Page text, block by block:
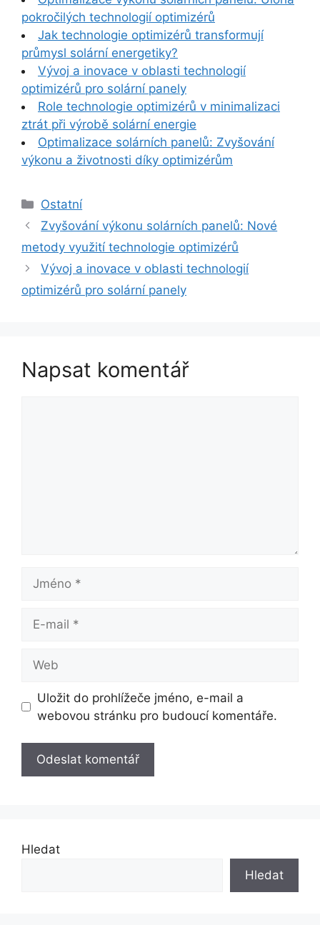
pokročilých technologií optimizérů
Jak technologie optimizérů transformují
průmysl solární energetiky?
Vývoj a inovace v oblasti technologií
optimizérů pro solární panely
Role technologie optimizérů v minimalizaci
ztrát při výrobě solární energie
Optimalizace solárních panelů: Zvyšování
výkonu a životnosti díky optimizérům
Rubriky
Ostatní
Zvyšování výkonu solárních panelů: Nové
metody využití technologie optimizérů
Vývoj a inovace v oblasti technologií
optimizérů pro solární panely
Napsat komentář
Jméno
mail
Uložit do prohlížeče jméno, e-mail a
webovou stránku pro budoucí komentáře.
Hledat
Hledat